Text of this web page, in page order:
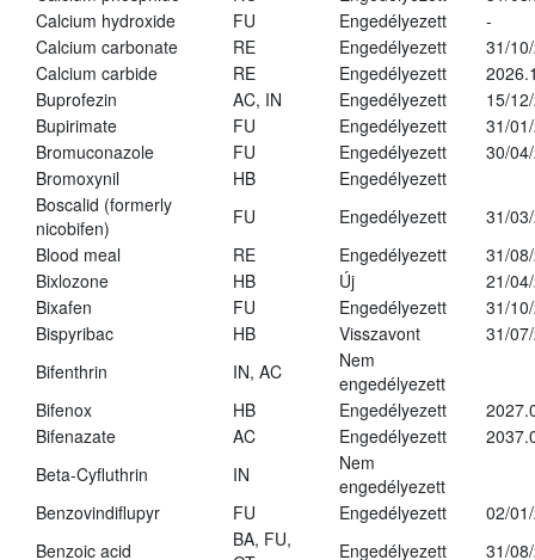
Calcium hydroxide
FU Engedélyezett
-
Calcium carbonate
RE Engedélyezett
31/
Calcium carbide
RE Engedélyezett
Buprofezin
AC, IN Engedélyezett
15/
Bupirimate
FU Engedélyezett
31/
Bromuconazole
FU Engedélyezett
30/
Bromoxynil
HB
Engedélyezett
Boscalid (formerly
nicobifen)
FU Engedélyezett
31/
Blood meal
RE Engedélyezett
31/
Bixlozone
HB Új
21/
Bixafen
FU Engedélyezett
31/
Bispyribac
HB Visszavont
31/
Bifenthrin
IN, AC
Nem
engedélyezett
Bifenox
HB Engedélyezett
Bifenazate
AC Engedélyezett
Beta-Cyfluthrin
IN
Nem
engedélyezett
Benzovindiflupyr
FU Engedélyezett
02/
Benzoic acid
BA, FU,
Engedélyezett
31/